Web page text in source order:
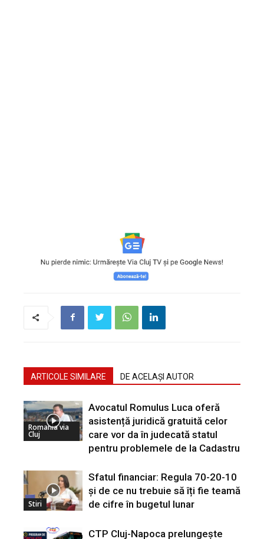
ARTICOLE SIMILARE DE ACELAȘI AUTOR
Romania via
Cluj
Avocatul Romulus Luca oferă
asistență juridică gratuită celor
care vor da în judecată statul
pentru problemele de la Cadastru
Stiri
Sfatul financiar: Regula 70-20-10
și de ce nu trebuie să îți fie teamă
de cifre în bugetul lunar
CTP Cluj-Napoca prelungește